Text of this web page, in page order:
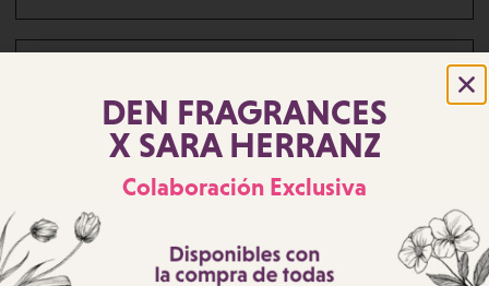
DEN FRAGRANCES
X SARA HERRANZ
Colaboración Exclusiva